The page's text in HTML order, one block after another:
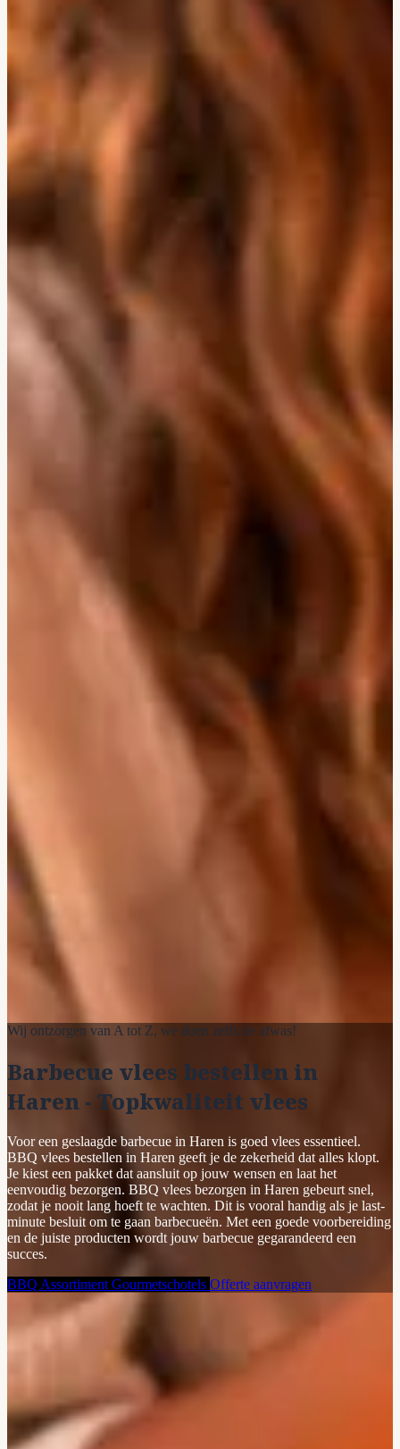
Wij ontzorgen van A tot Z, we doen zelfs de afwas!
Barbecue vlees bestellen in
Haren - Topkwaliteit vlees
Voor een geslaagde barbecue in Haren is goed vlees essentieel.
BBQ vlees bestellen in Haren geeft je de zekerheid dat alles klopt.
Je kiest een pakket dat aansluit op jouw wensen en laat het
eenvoudig bezorgen. BBQ vlees bezorgen in Haren gebeurt snel,
zodat je nooit lang hoeft te wachten. Dit is vooral handig als je last-
minute besluit om te gaan barbecueën. Met een goede voorbereiding
en de juiste producten wordt jouw barbecue gegarandeerd een
succes.
BBQ Assortiment Gourmetschotels Offerte aanvragen